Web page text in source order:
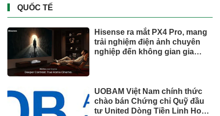
QUỐC TẾ
Hisense ra mắt PX4 Pro, mang
trải nghiệm điện ảnh chuyên
nghiệp đến không gian gia
UOBAM Việt Nam chính thức
chào bán Chứng chỉ Quỹ đầu
tư United Dòng Tiền Linh Hoạt